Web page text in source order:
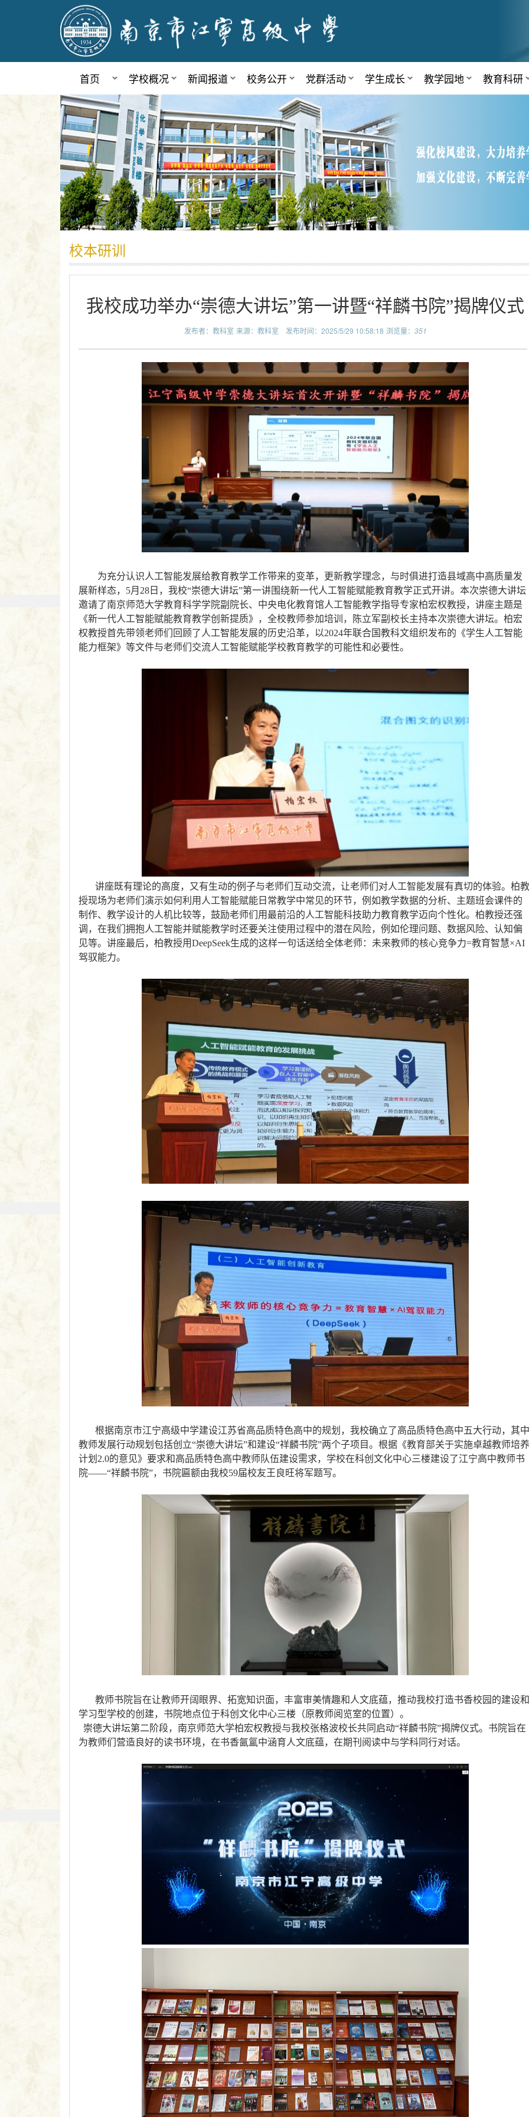
首页 学校概况 新闻报道 校务公开 党群活动 学生成长 教学园地 教育科研
校本研训
我校成功举办“崇德大讲坛”第一讲暨“祥麟书院”揭牌仪式
发布者：教科室 来源：教科室 发布时间：2025/5/29 10:58:18 浏览量： 351
为充分认识人工智能发展给教育教学工作带来的变革，更新教学理念，与时俱进打造县域高中高质量发
展新样态， 5月28日， 我校“崇德大讲坛”第一讲围绕新一代人工智能赋能教育教学正式开讲。 本次崇德大讲坛
邀请了南京师范大学教育科学学院副院长、中央电化教育馆人工智能教学指导专家柏宏权教授，讲座主题是
《新一代人工智能赋能教育教学创新提质》，全校教师参加培训，陈立军副校长主持本次崇德大讲坛。 柏宏
权教授首先带领老师们回顾了人工智能发展的历史沿革，以2024年联合国教科文组织发布的《学生人工智能
能力框架》等文件与老师们交流人工智能赋能学校教育教学的可能性和必要性。
讲座既有理论的高度，又有生动的例子与老师们互动交流，让老师们对人工智能发展有真切的体验。柏教
授现场为老师们演示如何利用人工智能赋能日常教学中常见的环节，例如教学数据的分析、主题班会课件的
制作、教学设计的人机比较等，鼓励老师们用最前沿的人工智能科技助力教育教学迈向个性化。柏教授还强
调，在我们拥抱人工智能并赋能教学时还要关注使用过程中的潜在风险，例如伦理问题、数据风险、认知偏
见等。 讲座最后，柏教授用DeepSeek生成的这样一句话送给全体老师：未来教师的核心竞争力=教育智慧×AI
驾驭能力。
根据南京市江宁高级中学建设江苏省高品质特色高中的规划，我校确立了高品质特色高中五大行动，其中
教师发展行动规划包括创立“崇德大讲坛”和建设“祥麟书院”两个子项目。根据《教育部关于实施卓越教师培养
计划2.0的意见》要求和高品质特色高中教师队伍建设需求，学校在科创文化中心三楼建设了江宁高中教师书
院——“祥麟书院”，书院匾额由我校59届校友王良旺将军题写。
教师书院旨在让教师开阔眼界、拓宽知识面，丰富审美情趣和人文底蕴，推动我校打造书香校园的建设和
学习型学校的创建，书院地点位于科创文化中心三楼（原教师阅览室的位置）。
崇德大讲坛第二阶段，南京师范大学柏宏权教授与我校张格波校长共同启动“祥麟书院”揭牌仪式。书院旨在
为教师们营造良好的读书环境，在书香氤氲中涵育人文底蕴，在期刊阅读中与学科同行对话。